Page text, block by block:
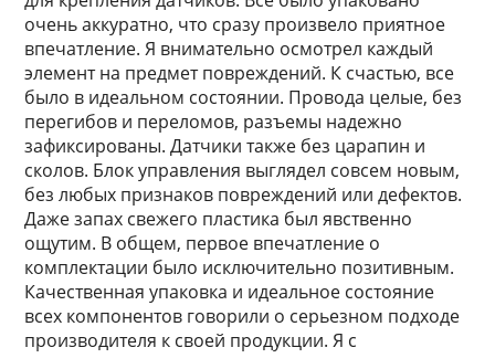
очень аккуратно, что сразу произвело приятное
впечатление. Я внимательно осмотрел каждый
элемент на предмет повреждений. К счастью, все
было в идеальном состоянии. Провода целые, без
перегибов и переломов, разъемы надежно
зафиксированы. Датчики также без царапин и
сколов. Блок управления выглядел совсем новым,
без любых признаков повреждений или дефектов.
Даже запах свежего пластика был явственно
ощутим. В общем, первое впечатление о
комплектации было исключительно позитивным.
Качественная упаковка и идеальное состояние
всех компонентов говорили о серьезном подходе
производителя к своей продукции. Я с